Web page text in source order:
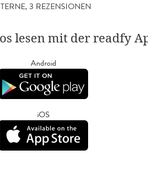
3 REZENSIONEN
lesen mit der readfy
Android
iOS